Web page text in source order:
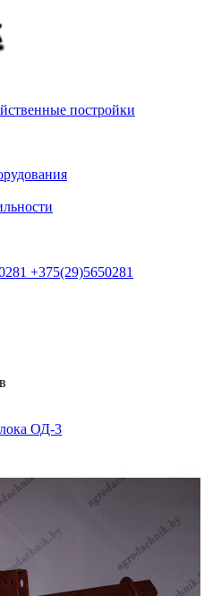
постройки
+375(29)5650281
ОД-3